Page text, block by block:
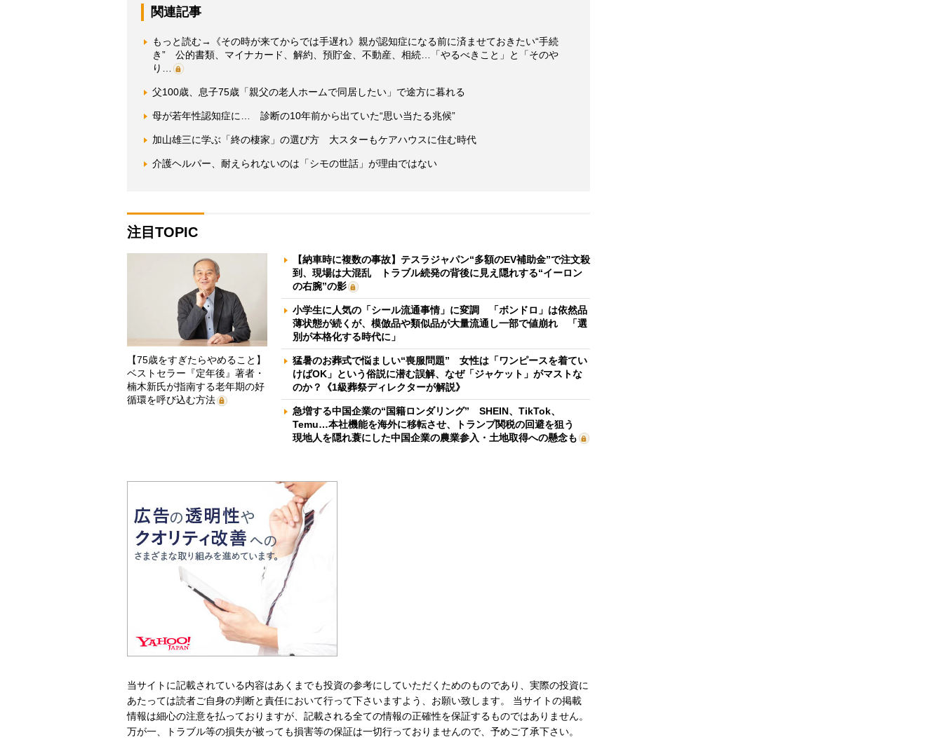
関連記事
もっと読む→《その時が来てからでは手遅れ》親が認知症になる前に済ませておきたい“手続
き” 公的書類、マイナカード、解約、預貯金、不動産、相続…「やるべきこと」と「そのや
り…
父100歳、息子75歳「親父の老人ホームで同居したい」で途方に暮れる
母が若年性認知症に… 診断の10年前から出ていた“思い当たる兆候”
加山雄三に学ぶ「終の棲家」の選び方 大スターもケアハウスに住む時代
介護ヘルパー、耐えられないのは「シモの世話」が理由ではない
注目TOPIC
【75歳をすぎたらやめること】
ベストセラー『定年後』著者・
楠木新氏が指南する老年期の好
循環を呼び込む方法
【納車時に複数の事故】テスラジャパン“多額のEV補助金”で注文殺
到、現場は大混乱 トラブル続発の背後に見え隠れする“イーロン
の右腕”の影
小学生に人気の「シール流通事情」に変調 「ボンドロ」は依然品
薄状態が続くが、模倣品や類似品が大量流通し一部で値崩れ 「選
別が本格化する時代に」
猛暑のお葬式で悩ましい“喪服問題” 女性は「ワンピースを着てい
けばOK」という俗説に潜む誤解、なぜ「ジャケット」がマストな
のか？《1級葬祭ディレクターが解説》
急増する中国企業の“国籍ロンダリング” SHEIN、TikTok、
Temu…本社機能を海外に移転させ、トランプ関税の回避を狙う
現地人を隠れ蓑にした中国企業の農業参入・土地取得への懸念も
当サイトに記載されている内容はあくまでも投資の参考にしていただくためのものであり、実際の投資に
あたっては読者ご自身の判断と責任において行って下さいますよう、お願い致します。 当サイトの掲載
情報は細心の注意を払っておりますが、記載される全ての情報の正確性を保証するものではありません。
万が一、トラブル等の損失が被っても損害等の保証は一切行っておりませんので、予めご了承下さい。